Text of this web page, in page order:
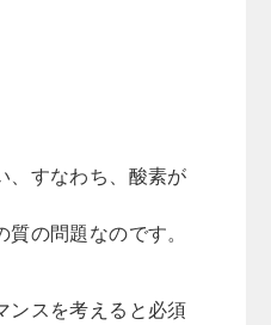
、すなわち、酸素が
の問題なのです。
ンスを考えると必須